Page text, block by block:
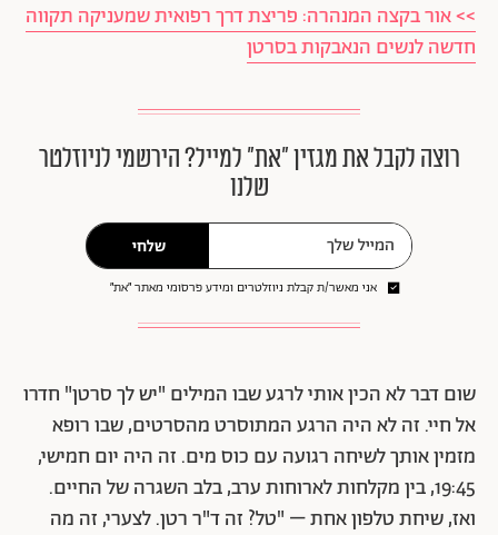
>> אור בקצה המנהרה: פריצת דרך רפואית שמעניקה תקווה
חדשה לנשים הנאבקות בסרטן
רוצה לקבל את מגזין ״את״ למייל? הירשמי לניוזלטר
שלנו
שלחי
אני מאשר/ת קבלת ניוזלטרים ומידע פרסומי מאתר ״את״
שום דבר לא הכין אותי לרגע שבו המילים "יש לך סרטן" חדרו
אל חיי. זה לא היה הרגע המתוסרט מהסרטים, שבו רופא
מזמין אותך לשיחה רגועה עם כוס מים. זה היה יום חמישי,
19:45, בין מקלחות לארוחות ערב, בלב השגרה של החיים.
ואז, שיחת טלפון אחת – "טל? זה ד"ר רטן. לצערי, זה מה